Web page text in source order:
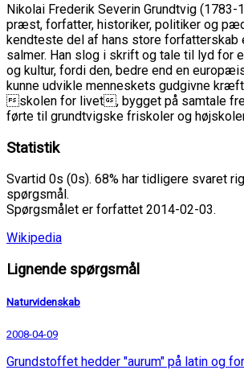
Nikolai Frederik Severin Grundtvig (1783-
præst, forfatter, historiker, politiker og
kendteste del af hans store forfatterskab
salmer. Han slog i skrift og tale til lyd for
og kultur, fordi den, bedre end en
kunne udvikle menneskets gudgivne
skolen for livet, bygget på samtale
førte til grundtvigske friskoler og
Statistik
Svartid 0s (0s). 68% har tidligere svaret
spørgsmål.
Spørgsmålet er forfattet 2014-02-03.
Wikipedia
Lignende spørgsmål
Naturvidenskab
2008-04-09
Grundstoffet hedder "aurum" på latin og